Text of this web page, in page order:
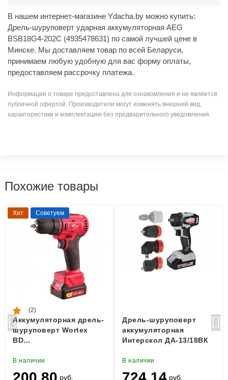
В нашем интернет-магазине Ydacha.by можно купить:
Дрель-шуруповерт ударная аккумуляторная AEG
BSB18G4-202C (4935478631) по самой лучшей цене в
Минске. Мы доставляем товар по всей Беларуси,
принимаем любую удобную для вас форму оплаты,
предоставляем рассрочку платежа.
Информация о товаре предоставлена для ознакомления и не является
публичной офертой. Производители могут изменять внешний вид,
характеристики и комплектацию без предварительного уведомления.
Похожие товары
Хит Советуем
Аккумуляторная дрель-
шуруповерт Wortex
BD...
(2)
В наличии
руб.
Дрель-шуруповерт
аккумуляторная
Интерскол ДА-13/18ВК
В наличии
руб.